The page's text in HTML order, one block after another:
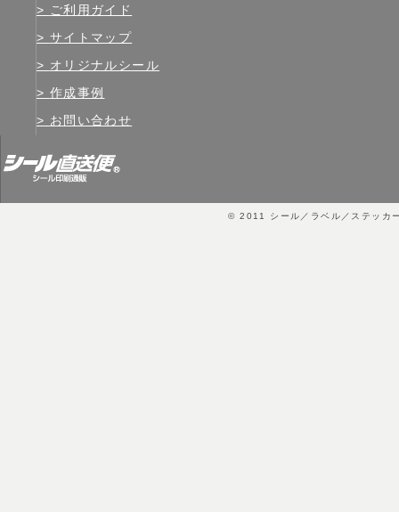
ご利用ガイド
サイトマップ
オリジナルシール
作成事例
お問い合わせ
© 2011 シール／ラベル／ステッカ